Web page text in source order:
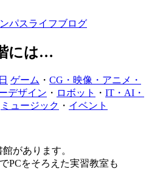
には…
ゲーム ・ CG・映像・アニメ・
デザイン ・ ロボット ・ IT・AI・
ミュージック ・ イベント
があります。
PCをそろえた実習教室も